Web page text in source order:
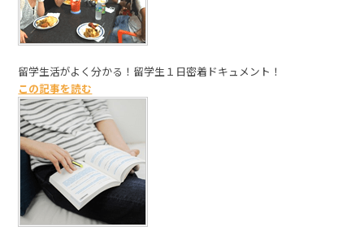
留学生活がよく分かる！留学生１日密着ドキュメント！
この記事を読む